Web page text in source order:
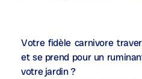
Votre fidèle carnivore
et se prend pour un
votre jardin ?